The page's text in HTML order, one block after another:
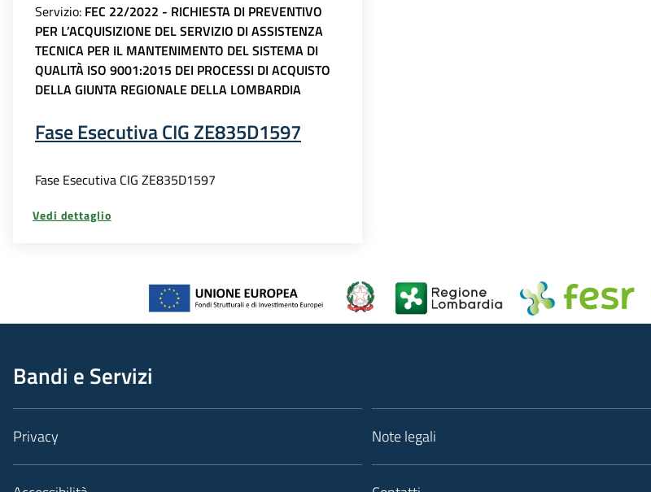
Servizio: FEC 22/2022 - RICHIESTA DI PREVENTIVO
PER L’ACQUISIZIONE DEL SERVIZIO DI ASSISTENZA
TECNICA PER IL MANTENIMENTO DEL SISTEMA DI
QUALITÀ ISO 9001:2015 DEI PROCESSI DI ACQUISTO
DELLA GIUNTA REGIONALE DELLA LOMBARDIA
Fase Esecutiva CIG ZE835D1597
Fase Esecutiva CIG ZE835D1597
Vedi dettaglio
Bandi e Servizi
Privacy Note legali